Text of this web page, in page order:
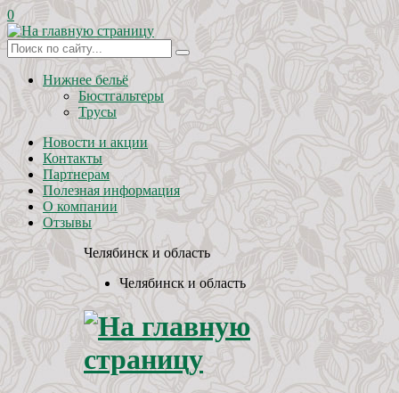
0
Нижнее бельё
Бюстгальтеры
Трусы
Новости и акции
Контакты
Партнерам
Полезная информация
О компании
Отзывы
Челябинск и область
Челябинск и область